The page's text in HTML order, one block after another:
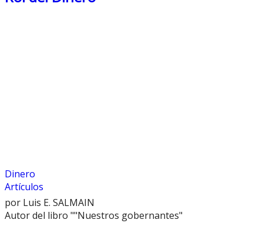
Dinero
Artículos
por Luis E. SALMAIN
Autor del libro ""Nuestros gobernantes"